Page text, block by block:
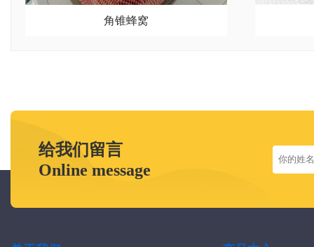
角锥蜂窝
给我们留言
Online message